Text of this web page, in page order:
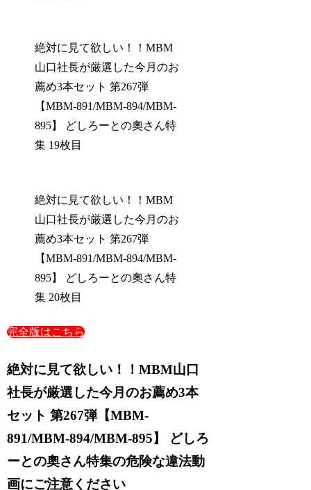
絶対に見て欲しい！！MBM
山口社長が厳選した今月のお
薦め3本セット 第267弾
【MBM-891/MBM-894/MBM-
895】 どしろーとの奧さん特
集 19枚目
絶対に見て欲しい！！MBM
山口社長が厳選した今月のお
薦め3本セット 第267弾
【MBM-891/MBM-894/MBM-
895】 どしろーとの奧さん特
集 20枚目
完全版はこちら
絶対に見て欲しい！！MBM山口
社長が厳選した今月のお薦め3本
セット 第267弾【MBM-
891/MBM-894/MBM-895】 どしろ
ーとの奧さん特集の危険な違法動
画にご注意ください